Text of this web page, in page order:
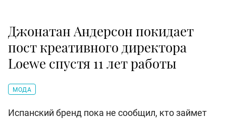
Джонатан Андерсон покидает
пост креативного директора
Loewe спустя 11 лет работы
МОДА
Испанский бренд пока не сообщил, кто займет